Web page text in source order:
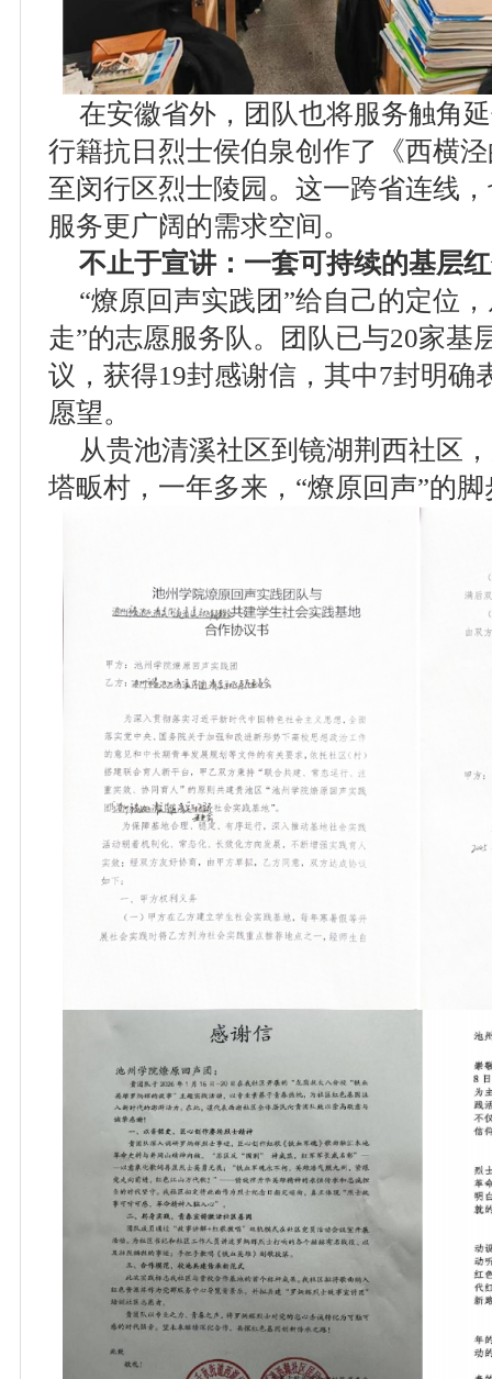
在安徽省外，团队也将服务触角
行籍抗日烈士侯伯泉创作了《西横
至闵行区烈士陵园。这一跨省连线
服务更广阔的需求空间。
不止于宣讲：一套可持续的基层
“燎原回声实践团”给自己的定位
走”的志愿服务队。团队已与20家基
议，获得19封感谢信，其中7封明确
愿望。
从贵池清溪社区到镜湖荆西社区
塔畈村，一年多来，“燎原回声”的